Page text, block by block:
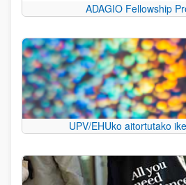
ADAGIO Fellowship
UPV/EHUko aitortutako